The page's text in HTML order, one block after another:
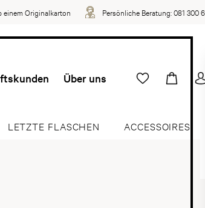
einem Originalkarton Persönliche Beratung:081 300
Über uns
LETZTE FLASCHEN ACCESSOIRES